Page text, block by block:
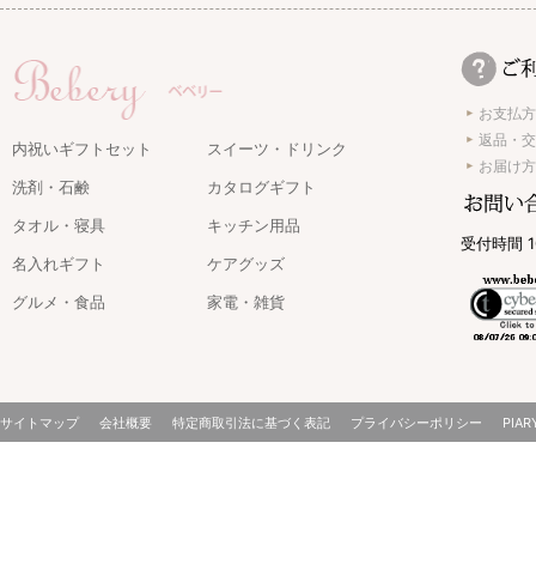
内祝いギフトセット
スイーツ・ドリンク
洗剤・石鹸
カタログギフト
タオル・寝具
キッチン用品
名入れギフト
ケアグッズ
グルメ・食品
家電・雑貨
お支払
返品・
お届け
受付時間
サイトマップ 会社概要 特定商取引法に基づく表記 プライバシーポリシー